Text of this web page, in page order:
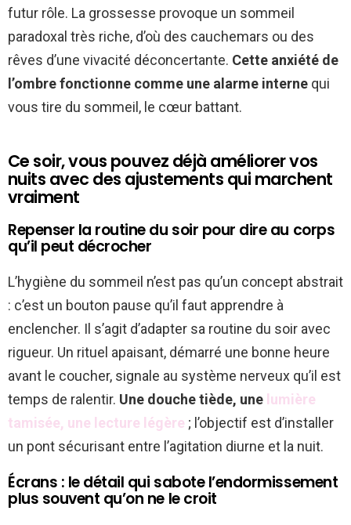
futur rôle. La grossesse provoque un sommeil
paradoxal très riche, d’où des cauchemars ou des
rêves d’une vivacité déconcertante. Cette anxiété de
l’ombre fonctionne comme une alarme interne qui
vous tire du sommeil, le cœur battant.
Ce soir, vous pouvez déjà améliorer vos
nuits avec des ajustements qui marchent
vraiment
Repenser la routine du soir pour dire au corps
qu’il peut décrocher
L’hygiène du sommeil n’est pas qu’un concept abstrait
: c’est un bouton pause qu’il faut apprendre à
enclencher. Il s’agit d’adapter sa routine du soir avec
rigueur. Un rituel apaisant, démarré une bonne heure
avant le coucher, signale au système nerveux qu’il est
temps de ralentir. Une douche tiède, une lumière
tamisée, une lecture légère ; l’objectif est d’installer
un pont sécurisant entre l’agitation diurne et la nuit.
Écrans : le détail qui sabote l’endormissement
plus souvent qu’on ne le croit